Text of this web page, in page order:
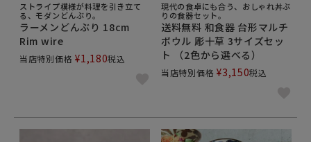
ストライプ模様が料理を引き立て
る、モダンどんぶり。
ラーメンどんぶり 18cm
Rim wire
当店特別価格 ¥1,180税込
現代の食卓にも合う、おしゃれ丼ぶ
りの食器セット。
送料無料 和食器 台形マルチ
ボウル 彫十草 3サイズセッ
ト （2色から選べる）
当店特別価格 ¥3,150税込